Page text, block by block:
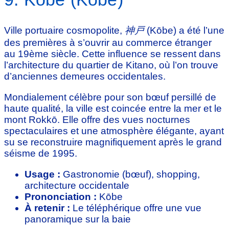
Ville portuaire cosmopolite, 神戸(Kōbe) a été l’une
des premières à s’ouvrir au commerce étranger
au 19ème siècle. Cette influence se ressent dans
l’architecture du quartier de Kitano, où l’on trouve
d’anciennes demeures occidentales.
Mondialement célèbre pour son bœuf persillé de
haute qualité, la ville est coincée entre la mer et le
mont Rokkō. Elle offre des vues nocturnes
spectaculaires et une atmosphère élégante, ayant
su se reconstruire magnifiquement après le grand
séisme de 1995.
Usage : Gastronomie (bœuf), shopping,
architecture occidentale
Prononciation : Kōbe
À retenir : Le téléphérique offre une vue
panoramique sur la baie